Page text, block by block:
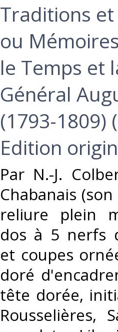
‎Traditions
ou
le Temps et
Général
(1793-1809)
Edition
‎Par N.-J.
Chabanais
reliure plein
dos à 5 nerfs
et coupes
doré
tête dorée,
Rousselières,